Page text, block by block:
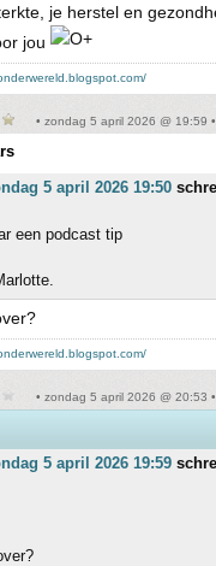
je herstel en
jou
• zondag 5 april 2026 @ 19:59
5 april 2026 19:50
een podcast tip
• zondag 5 april 2026 @ 20:53
5 april 2026 19:59